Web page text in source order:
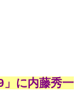
」に内藤秀一